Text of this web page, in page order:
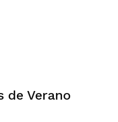
de Verano